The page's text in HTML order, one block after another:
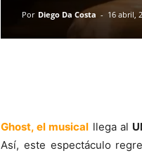
Por Diego Da Costa - 16 abril,
Ghost, el musical llega al
Así, este espectáculo